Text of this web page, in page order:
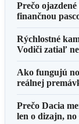
Prečo
finančnou
Rýchlostné
Vodiči zatiaľ
Ako fungujú
reálnej
Prečo Dacia
len o dizajn, no